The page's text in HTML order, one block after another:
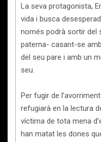
La seva protagonista,
vida i busca
només podrà sortir del
paterna- casant-se
del seu pare i amb un
seu.
Per fugir de
refugiarà en la lectura
víctima de tota mena
han matat les dones